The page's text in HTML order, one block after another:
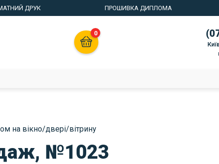
ДРУК ПРОШИВКА ДИПЛОМА
0
на вікно/двері/вітрину
№1023